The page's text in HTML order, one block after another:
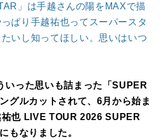
」は手越さんの陽をMAXで描
ぱり手越祐也ってスーパースタ
いし知ってほしい。思いはいつ
いった思いも詰まった「SUPER
グルカットされて、6月から始ま
也 LIVE TOUR 2026 SUPER
もなりました。